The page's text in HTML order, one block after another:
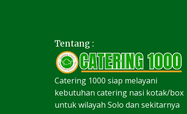
Tentang :
Catering 1000 siap melayani
kebutuhan catering nasi kotak/box
untuk wilayah Solo dan sekitarnya